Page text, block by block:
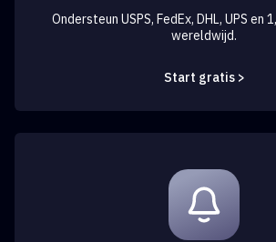
Ondersteun USPS, FedEx, DHL, UPS en
wereldwijd.
Start gratis >